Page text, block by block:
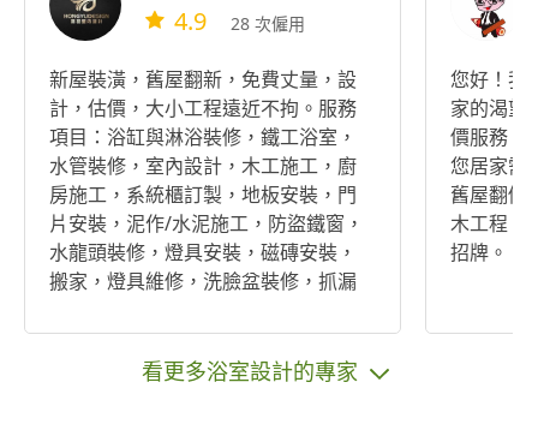
4.9 28 次僱用
新屋裝潢，舊屋翻新，免費丈量，設
計，估價，大小工程遠近不拘。服務
項目：浴缸與淋浴裝修，鐵工浴室，
水管裝修，室內設計，木工施工，廚
房施工，系統櫃訂製，地板安裝，門
片安裝，泥作/水泥施工，防盜鐵窗，
水龍頭裝修，燈具安裝，磁磚安裝，
搬家，燈具維修，洗臉盆裝修，抓漏
您好！我
家的渴望
價服務。
您居家需
舊屋翻修
木工程、
招牌。
看更多浴室設計的專家